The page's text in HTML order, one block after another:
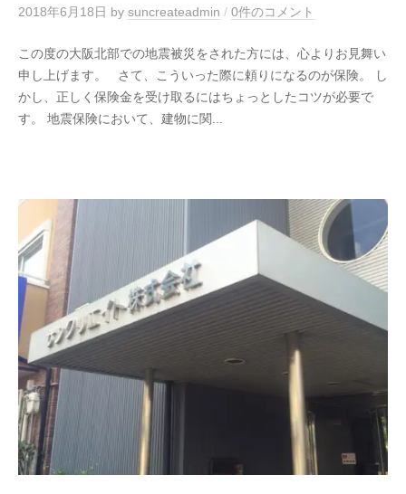
2018年6月18日 by suncreateadmin / 0件のコメント
この度の大阪北部での地震被災をされた方には、心よりお見舞い
申し上げます。 さて、こういった際に頼りになるのが保険。 し
かし、正しく保険金を受け取るにはちょっとしたコツが必要で
す。 地震保険において、建物に関...